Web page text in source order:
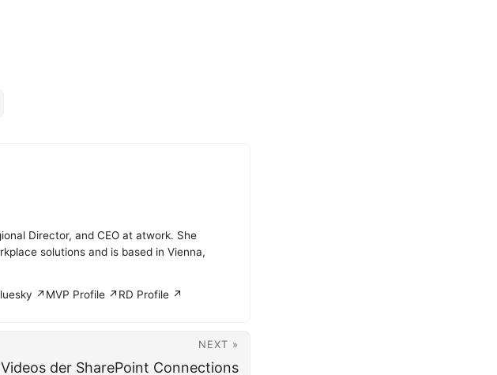
Director, and CEO at atwork. She
solutions and is based in Vienna,
↗ MVP Profile ↗ RD Profile ↗
NEXT »
Videos der SharePoint Connections